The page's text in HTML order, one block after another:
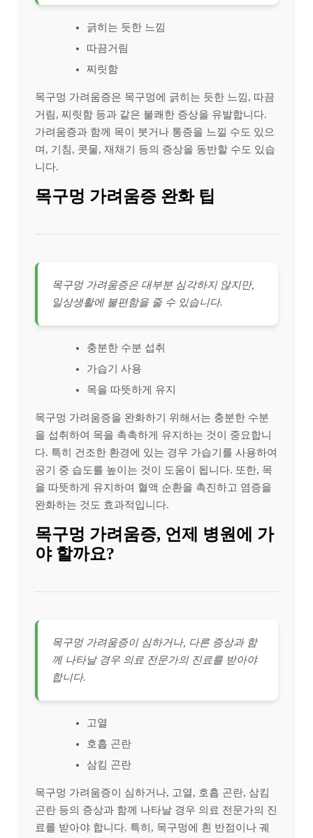
긁히는 듯한 느낌
따끔거림
찌릿함
목구멍 가려움증은 목구멍에 긁히는 듯한 느낌, 따끔
거림, 찌릿함 등과 같은 불쾌한 증상을 유발합니다.
가려움증과 함께 목이 붓거나 통증을 느낄 수도 있으
며, 기침, 콧물, 재채기 등의 증상을 동반할 수도 있습
니다.
목구멍 가려움증 완화 팁
목구멍 가려움증은 대부분 심각하지 않지만,
일상생활에 불편함을 줄 수 있습니다.
충분한 수분 섭취
가습기 사용
목을 따뜻하게 유지
목구멍 가려움증을 완화하기 위해서는 충분한 수분
을 섭취하여 목을 촉촉하게 유지하는 것이 중요합니
다. 특히 건조한 환경에 있는 경우 가습기를 사용하여
공기 중 습도를 높이는 것이 도움이 됩니다. 또한, 목
을 따뜻하게 유지하여 혈액 순환을 촉진하고 염증을
완화하는 것도 효과적입니다.
목구멍 가려움증, 언제 병원에 가
야 할까요?
목구멍 가려움증이 심하거나, 다른 증상과 함
께 나타날 경우 의료 전문가의 진료를 받아야
합니다.
고열
호흡 곤란
삼킴 곤란
목구멍 가려움증이 심하거나, 고열, 호흡 곤란, 삼킴
곤란 등의 증상과 함께 나타날 경우 의료 전문가의 진
료를 받아야 합니다. 특히, 목구멍에 흰 반점이나 궤